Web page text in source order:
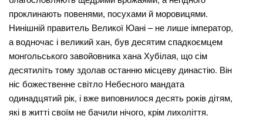
проклинають повенями, посухами й моровицями.
Нинішній правитель Великої Юані – не лише імператор,
а водночас і великий хан, був десятим спадкоємцем
монгольського завойовника хана Хубілая, що сім
десятиліть тому здолав останню місцеву династію. Він
ніс божественне світло Небесного мандата
одинадцятий рік, і вже виповнилося десять років дітям,
які в житті своїм не бачили нічого, крім лихоліття.